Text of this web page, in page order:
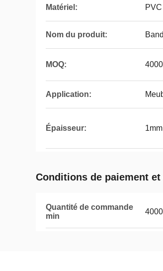
Matériel: PVC
Nom du produit:
MOQ:
Application:
Épaisseur: 1mm
Conditions de paiement
Quantité de commande
min